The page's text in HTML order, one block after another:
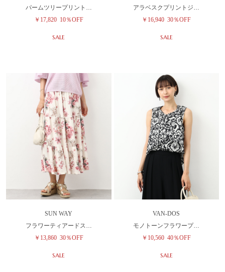
パームツリープリント…
￥17,820 10％OFF
SALE
アラベスクプリントジ…
￥16,940 30％OFF
SALE
SUN WAY
フラワーティアードス…
￥13,860 30％OFF
SALE
VAN-DOS
モノトーンフラワープ…
￥10,560 40％OFF
SALE